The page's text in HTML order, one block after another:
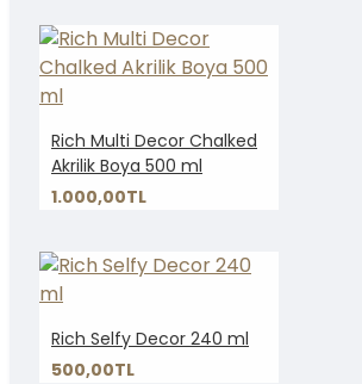
Rich Multi Decor Chalked
Akrilik Boya 500 ml
1.000,00TL
Rich Selfy Decor 240 ml
500,00TL